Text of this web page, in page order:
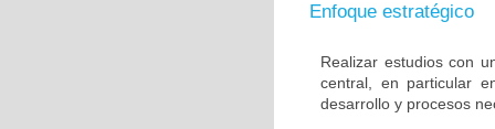
Enfoque estratégico
Realizar estudios con
central, en particular
desarrollo y procesos